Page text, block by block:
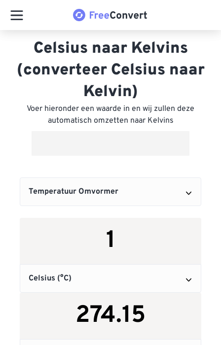
Celsius naar Kelvins
(converteer Celsius naar
Kelvin)
Voer hieronder een waarde in en wij zullen deze
automatisch omzetten naar Kelvins